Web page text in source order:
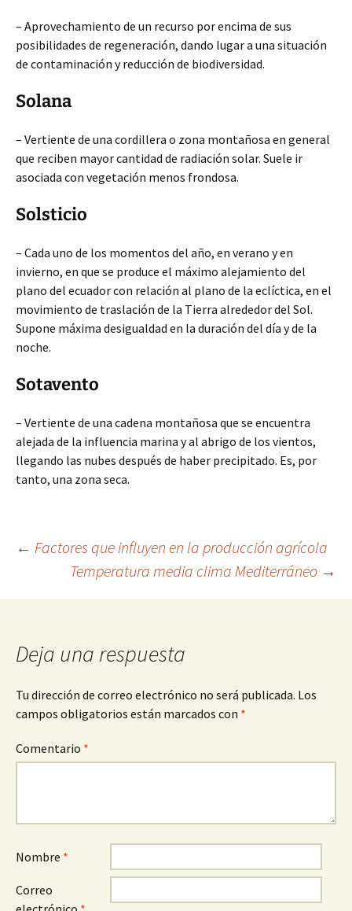
– Aprovechamiento de un recurso por encima de sus
posibilidades de regeneración, dando lugar a una situación
de contaminación y reducción de biodiversidad.
Solana
– Vertiente de una cordillera o zona montañosa en general
que reciben mayor cantidad de radiación solar. Suele ir
asociada con vegetación menos frondosa.
Solsticio
– Cada uno de los momentos del año, en verano y en
invierno, en que se produce el máximo alejamiento del
plano del ecuador con relación al plano de la eclíctica, en el
movimiento de traslación de la Tierra alrededor del Sol.
Supone máxima desigualdad en la duración del día y de la
noche.
Sotavento
– Vertiente de una cadena montañosa que se encuentra
alejada de la influencia marina y al abrigo de los vientos,
llegando las nubes después de haber precipitado. Es, por
tanto, una zona seca.
Navegación
de
entradas
← Factores que influyen en la producción agrícola
Temperatura media clima Mediterráneo →
Deja una respuesta
Tu dirección de correo electrónico no será publicada. Los
campos obligatorios están marcados con *
Comentario *
Nombre *
Correo